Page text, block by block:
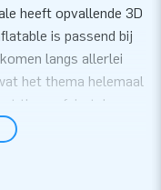
heeft opvallende 3D
is passend bij
langs allerlei
het thema helemaal
thema fairytale
compleet!